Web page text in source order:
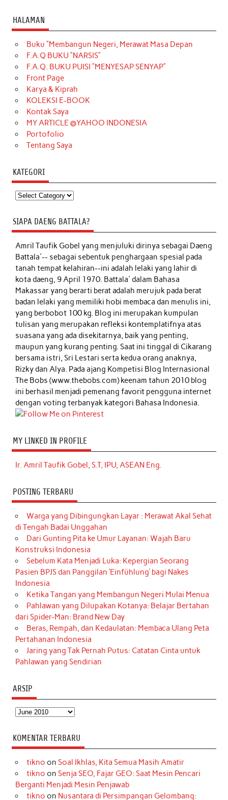
HALAMAN
Buku “Membangun Negeri, Merawat Masa Depan
F.A.Q BUKU “NARSIS”
F.A.Q. BUKU PUISI “MENYESAP SENYAP”
Front Page
Karya & Kiprah
KOLEKSI E-BOOK
Kontak Saya
MY ARTICLE @YAHOO INDONESIA
Portofolio
Tentang Saya
KATEGORI
Kategori
SIAPA DAENG BATTALA?
Amril Taufik Gobelyang menjuluki dirinya sebagai Daeng
Battala'-- sebagai sebentuk penghargaan spesial pada
tanah tempat kelahiran--ini adalah lelaki yang lahir di
kota daeng, 9 April 1970. Battala' dalam Bahasa
Makassar yang berarti berat adalah merujuk pada berat
badan lelaki yang memiliki hobi membaca dan menulis ini,
yang berbobot 100 kg. Blog ini merupakan kumpulan
tulisan yang merupakan refleksi kontemplatifnya atas
suasana yang ada disekitarnya, baik yang penting,
maupun yang kurang penting. Saat ini tinggal di Cikarang
bersama istri, Sri Lestari serta kedua orang anaknya,
Rizky dan Alya. Pada ajang Kompetisi Blog Internasional
The Bobs (www.thebobs.com) keenam tahun 2010 blog
ini berhasil menjadi pemenang favorit pengguna internet
dengan voting terbanyak kategori Bahasa Indonesia.
MY LINKED IN PROFILE
Ir. Amril Taufik Gobel, S.T, IPU, ASEAN Eng.
POSTING TERBARU
Warga yang Dibingungkan Layar : Merawat Akal Sehat
di Tengah Badai Unggahan
Dari Gunting Pita ke Umur Layanan: Wajah Baru
Konstruksi Indonesia
Sebelum Kata Menjadi Luka: Kepergian Seorang
Pasien BPJS dan Panggilan ‘Einfühlung’ bagi Nakes
Indonesia
Ketika Tangan yang Membangun Negeri Mulai Menua
Pahlawan yang Dilupakan Kotanya: Belajar Bertahan
dari Spider-Man: Brand New Day
Beras, Rempah, dan Kedaulatan: Membaca Ulang Peta
Pertahanan Indonesia
Jaring yang Tak Pernah Putus: Catatan Cinta untuk
Pahlawan yang Sendirian
ARSIP
Arsip
KOMENTAR TERBARU
tikno on Soal Ikhlas, Kita Semua Masih Amatir
tikno on Senja SEO, Fajar GEO: Saat Mesin Pencari
Berganti Menjadi Mesin Penjawab
tikno on Nusantara di Persimpangan Gelombang: